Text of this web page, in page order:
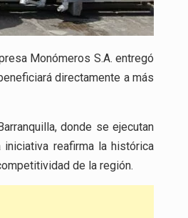
Monómeros S.A. entregó
directamente a más
donde se ejecutan
reafirma la histórica
de la región.